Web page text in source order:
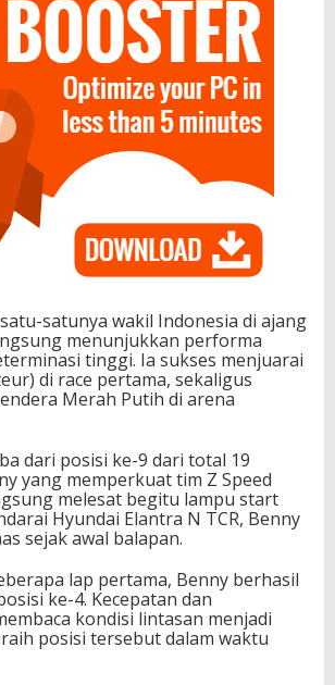
satunya wakil Indonesia di ajang
menunjukkan performa
tinggi. Ia sukses menjuarai
di race pertama, sekaligus
Merah Putih di arena
dari posisi ke-9 dari total 19
yang memperkuat tim Z Speed
melesat begitu lampu start
Hyundai Elantra N TCR, Benny
sejak awal balapan.
lap pertama, Benny berhasil
ke-4. Kecepatan dan
kondisi lintasan menjadi
posisi tersebut dalam waktu